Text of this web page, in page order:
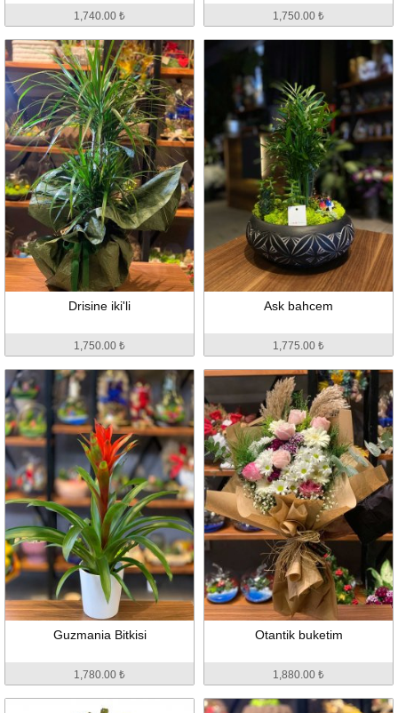
1,740.00 ₺ 1,750.00 ₺
Drisine iki'li
1,750.00 ₺
Ask bahcem
1,775.00 ₺
Guzmania Bitkisi
1,780.00 ₺
Otantik buketim
1,880.00 ₺